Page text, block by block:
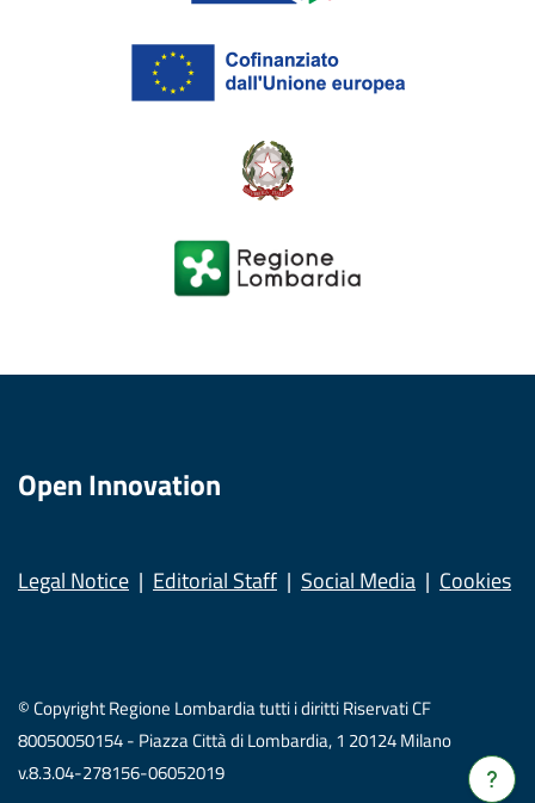
Verrà
Open Innovation
Legal Notice Editorial Staff Social Media Cookies
© Copyright Regione Lombardia tutti i diritti Riservati CF
80050050154 - Piazza Città di Lombardia, 1 20124 Milano
v.8.3.04-278156-06052019